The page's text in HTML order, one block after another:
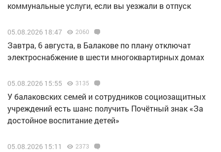
коммунальные услуги, если вы уезжали в отпуск
05.08.2026 18:47 2060
Завтра, 6 августа, в Балакове по плану отключат
электроснабжение в шести многоквартирных домах
05.08.2026 15:55 3135
У балаковских семей и сотрудников социозащитных
учреждений есть шанс получить Почётный знак «За
достойное воспитание детей»
05.08.2026 15:11 2373